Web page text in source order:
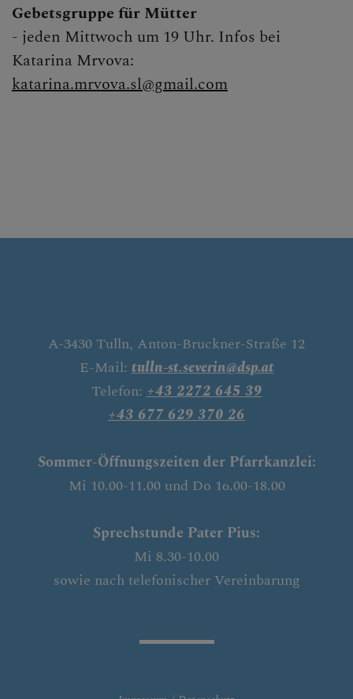
Gebetsgruppe für Mütter
- jeden Mittwoch um 19 Uhr. Infos bei
Katarina Mrvova:
katarina.mrvova.sl@gmail.com
A-3430 Tulln, Anton-Bruckner-Straße 12
E-Mail:tulln-st.severin@dsp.at
Telefon:+43 2272 645 39
+43 677 629 370 26
Sommer-Öffnungszeiten der Pfarrkanzlei:
Mi 10.00-11.00 und Do 16.00-18.00
Sprechstunde Pater Pius:
Mi 8.30-10.00
sowie nach telefonischer Vereinbarung